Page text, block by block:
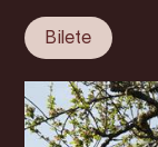
Bilete